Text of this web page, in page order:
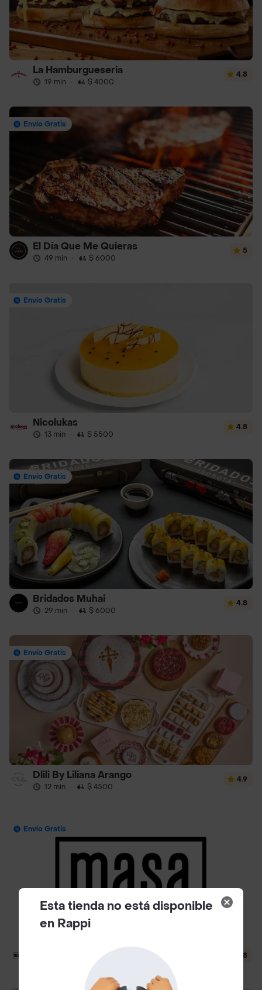
La Hamburgueseria
19 min · $ 4000
4.8
Envío Gratis
El Día Que Me Quieras
49 min · $ 6000
5
Envío Gratis
Nicolukas
13 min · $ 5500
4.8
Envío Gratis
Bridados Muhai
29 min · $ 6000
4.8
Envío Gratis
Dlili By Liliana Arango
12 min · $ 4500
4.9
Envío Gratis
$ 4000
4.8
Esta tienda no está disponible
en Rappi